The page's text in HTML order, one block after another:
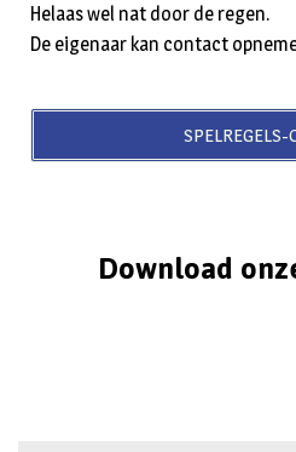
Helaas wel nat door de regen.
De eigenaar kan contact
SPELREGELS-
Download